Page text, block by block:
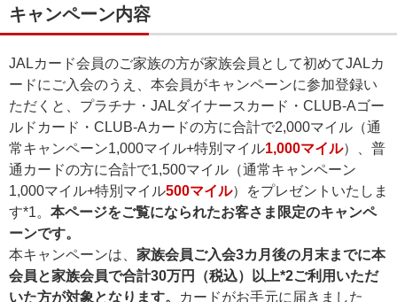
キャンペーン内容
JALカード会員のご家族の方が家族会員として初めてJALカ
ードにご入会のうえ、本会員がキャンペーンに参加登録い
ただくと、プラチナ・JALダイナースカード・CLUB-Aゴー
ルドカード・CLUB-Aカードの方に合計で2,000マイル（通
常キャンペーン1,000マイル+特別マイル1,000マイル）、普
通カードの方に合計で1,500マイル（通常キャンペーン
1,000マイル+特別マイル500マイル）をプレゼントいたしま
す*1。 本ページをご覧になられたお客さま限定のキャンペ
ーンです。
本キャンペーンは、 家族会員ご入会3カ月後の月末までに本
会員と家族会員で合計30万円（税込）以上*2ご利用いただ
いた方が対象となります。
カードがお手元に届きました